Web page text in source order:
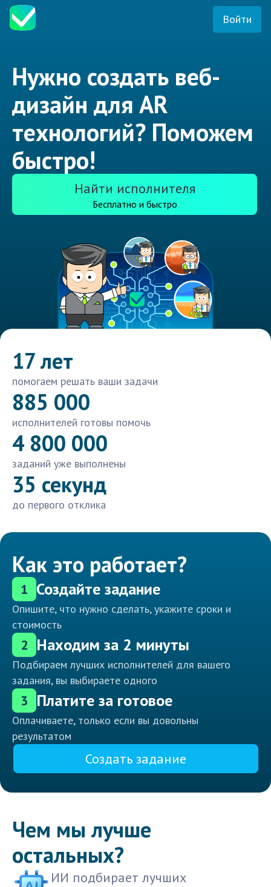
Войти
Нужно создать веб-
дизайн для AR
технологий? Поможем
быстро!
Найти исполнителя
Бесплатно и быстро
17 лет
помогаем решать ваши задачи
885 000
исполнителей готовы помочь
4 800 000
заданий уже выполнены
35 секунд
до первого отклика
Как это работает?
1 Создайте задание
Опишите, что нужно сделать, укажите сроки и
стоимость
2 Находим за 2 минуты
Подбираем лучших исполнителей для вашего
задания, вы выбираете одного
3 Платите за готовое
Оплачиваете, только если вы довольны
результатом
Создать задание
Чем мы лучше
остальных?
ИИ подбирает лучших